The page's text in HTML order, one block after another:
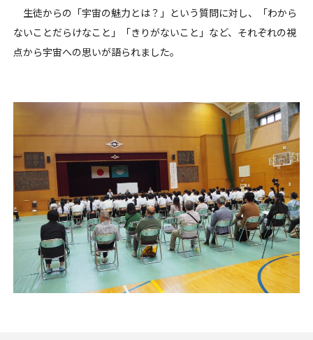
生徒からの「宇宙の魅力とは？」という質問に対し、「わから
ないことだらけなこと」「きりがないこと」など、それぞれの視
点から宇宙への思いが語られました。